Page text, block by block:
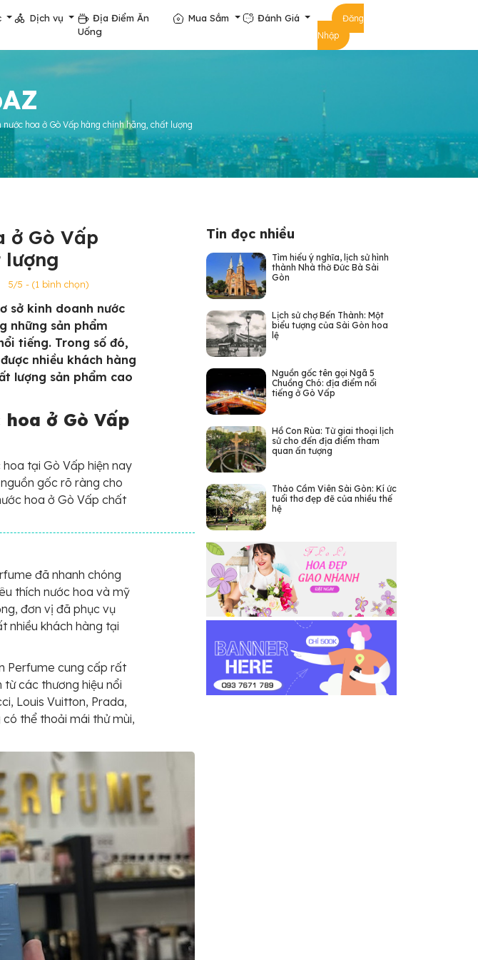
Dịch vụ
Địa Điểm Ăn
Uống
Mua Sắm Đánh Giá
Đăng
Nhập
hoa ở Gò Vấp hàng chính hãng, chất lượng
ở Gò Vấp
lượng
5/5 - (1 bình chọn)
sở kinh doanh nước
những sản phẩm
tiếng. Trong số đó,
nhiều khách hàng
lượng sản phẩm cao
ở Gò Vấp
tại Gò Vấp hiện nay
gốc rõ ràng cho
hoa ở Gò Vấp chất
đã nhanh chóng
thích nước hoa và mỹ
đơn vị đã phục vụ
nhiều khách hàng tại
Perfume cung cấp rất
các thương hiệu nổi
Louis Vuitton, Prada,
thể thoải mái thử mùi,
Tin đọc nhiều
Tìm hiểu ý nghĩa, lịch sử hình
thành Nhà thờ Đức Bà Sài
Gòn
Lịch sử chợ Bến Thành: Một
biểu tượng của Sài Gòn hoa
lệ
Nguồn gốc tên gọi Ngã 5
Chuồng Chó: địa điểm nổi
tiếng ở Gò Vấp
Hồ Con Rùa: Từ giai thoại lịch
sử cho đến địa điểm tham
quan ấn tượng
Thảo Cầm Viên Sài Gòn: Kí ức
tuổi thơ đẹp đẽ của nhiều thế
hệ